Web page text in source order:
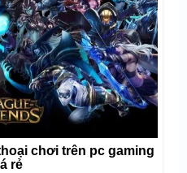
chơi trên pc gaming
rẻ